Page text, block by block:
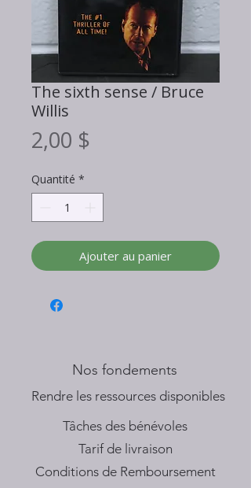
The sixth sense / Bruce
Willis
2,00 $
Quantité *
Ajouter au panier
Nos fondements
​Rendre les ressources disponibles
Tâches des bénévoles
Tarif de livraison
Conditions de Remboursement